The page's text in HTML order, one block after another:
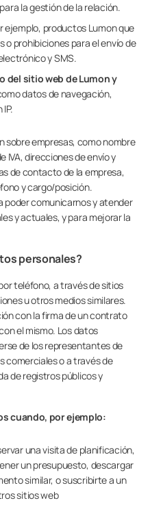
la gestión de la relación.
ejemplo, productos Lumon que
prohibiciones para el envío de
y SMS.
del sitio web de Lumon y
datos de navegación,
sobre empresas, como nombre
IVA, direcciones de envío y
de contacto de la empresa,
y cargo/posición.
poder comunicarnos y atender
y actuales, y para mejorar la
personales?
teléfono, a través de sitios
u otros medios similares.
con la firma de un contrato
el mismo. Los datos
de los representantes de
comerciales o a través de
de registros públicos y
cuando, por ejemplo:
una visita de planificación,
un presupuesto, descargar
similar, o suscribirte a un
sitios web